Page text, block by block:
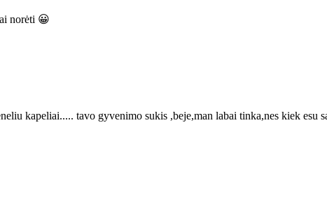
norėti 😀
kapeliai..... tavo gyvenimo sukis ,beje,man labai tinka,nes kiek